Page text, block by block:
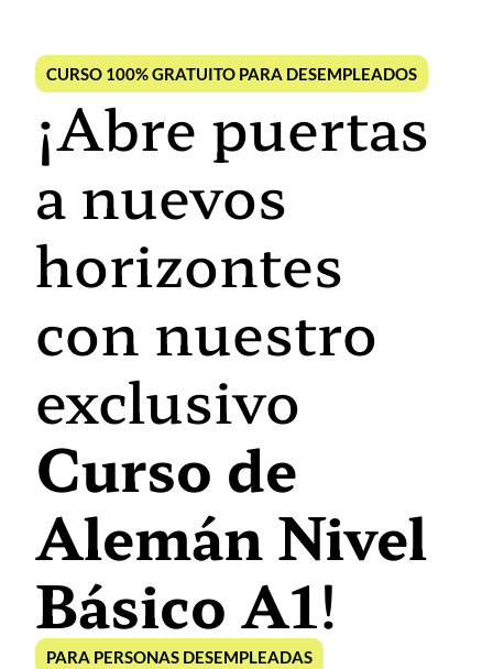
CURSO 100% GRATUITO PARA DESEMPLEADOS
¡Abre puertas
a nuevos
horizontes
con nuestro
exclusivo
Curso de
Alemán Nivel
Básico A1!
PARA PERSONAS DESEMPLEADAS